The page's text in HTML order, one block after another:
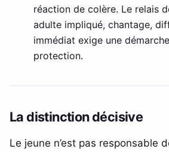
réaction de colère. Le relais
adulte impliqué, chantage,
immédiat exige une
protection.
La distinction décisive
Le jeune n’est pas responsable